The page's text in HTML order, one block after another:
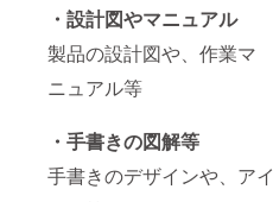
・設計図やマニュアル
製品の設計図や、作業マ
ニュアル等
・手書きの図解等
手書きのデザインや、アイ